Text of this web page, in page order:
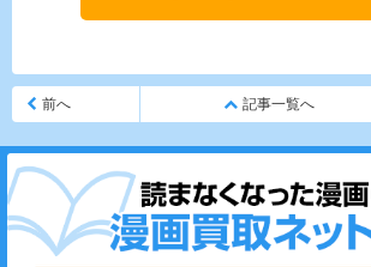
前へ 記事一覧へ